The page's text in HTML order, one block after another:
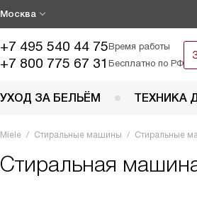
Москва
+7 495 540 44 75Время работы
+7 800 775 67 31 Бесплатно по РФ
УХОД ЗА БЕЛЬЁМ ТЕХНИКА
Miele Стиральные машины Стиральные
Стиральная